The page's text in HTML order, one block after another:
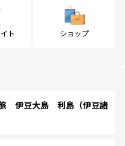
ト ショップ
伊豆大島 利島（伊豆諸